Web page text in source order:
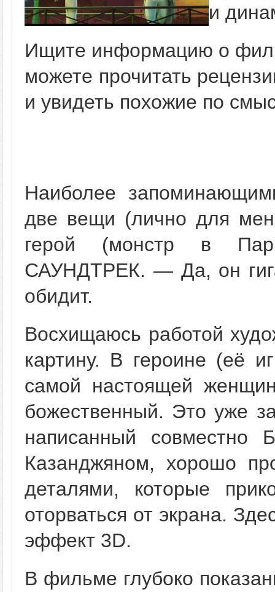
и
Ищите информацию о
можете прочитать
и увидеть похожие по
Наиболее
две вещи (лично для
герой (монстр в
САУНДТРЕК. — Да, он
обидит.
Восхищаюсь работой
картину. В героине (её
самой настоящей
божественный. Это уже
написанный
Казанджяном, хорошо
деталями, которые
оторваться от экрана.
эффект 3D.
В фильме глубоко